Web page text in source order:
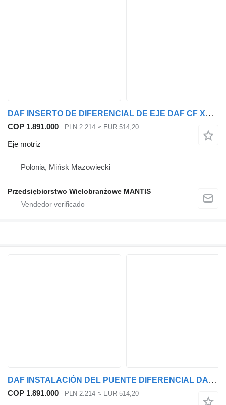
DAF INSERTO DE DIFERENCIAL DE EJE DAF CF XF 105 42:15 eje motriz para cabeza tractora
COP 1.891.000 PLN 2.214 ≈ EUR 514,20
Eje motriz
Polonia, Mińsk Mazowiecki
Przedsiębiorstwo Wielobranżowe MANTIS
DAF INSTALACIÓN DEL PUENTE DIFERENCIAL DAF CF XF 105 42:17 EURO 5 eje motriz para cabeza tractora
COP 1.891.000 PLN 2.214 ≈ EUR 514,20